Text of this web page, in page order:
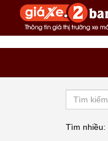
Tìm nhiều: